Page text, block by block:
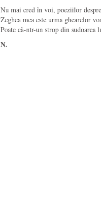
Nu mai cred în voi, poeziilor
Zeghea mea este urma ghearelor
Poate că-ntr-un strop din sudoarea
N.